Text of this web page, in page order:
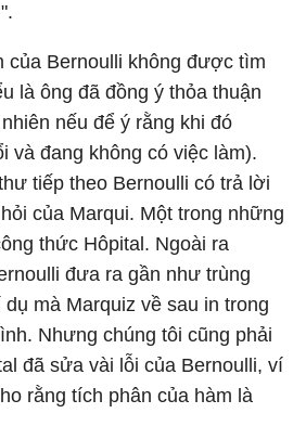
của Bernoulli không được tìm
là ông đã đồng ý thỏa thuận
nếu để ý rằng khi đó
và đang không có việc làm).
tiếp theo Bernoulli có trả lời
của Marqui. Một trong những
thức Hôpital. Ngoài ra
đưa ra gần như trùng
mà Marquiz về sau in trong
Nhưng chúng tôi cũng phải
đã sửa vài lỗi của Bernoulli, ví
rằng tích phân của hàm là